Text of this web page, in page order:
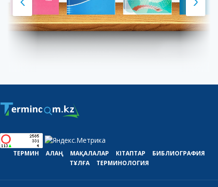
ТЕРМИН АЛАҢ МАҚАЛАЛАР КІТАПТАР
БИБЛИОГРАФИЯ
ТҰЛҒА
ТЕРМИНОЛОГИЯ